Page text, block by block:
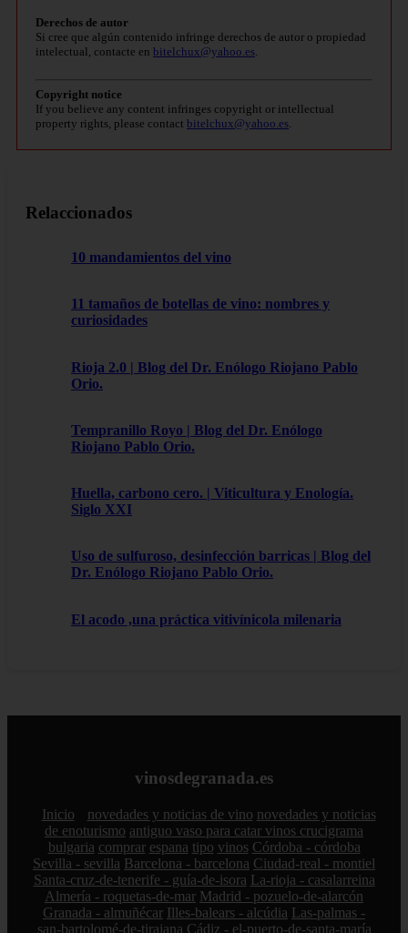
Derechos de autor
Si cree que algún contenido infringe derechos de autor o propiedad
intelectual, contacte en bitelchux@yahoo.es
Copyright notice
If you believe any content infringes copyright or intellectual
property rights, please contact bitelchux@yahoo.es
Relaccionados
10 mandamientos del vino
11 tamaños de botellas de vino: nombres y
curiosidades
Rioja 2.0 | Blog del Dr. Enólogo Riojano Pablo
Orio.
Tempranillo Royo | Blog del Dr. Enólogo
Riojano Pablo Orio.
Huella, carbono cero. | Viticultura y Enología.
Siglo XXI
Uso de sulfuroso, desinfección barricas | Blog del
Dr. Enólogo Riojano Pablo Orio.
El acodo ,una práctica vitivínicola milenaria
vinosdegranada.es
Inicio novedades y noticias de vino novedades y noticias
de enoturismo antiguo vaso para catar vinos crucigrama
bulgaria comprar espana tipo vinos Córdoba - córdoba
Sevilla - sevilla Barcelona - barcelona Ciudad-real - montiel
Santa-cruz-de-tenerife - guía-de-isora La-rioja - casalarreina
Almería - roquetas-de-mar Madrid - pozuelo-de-alarcón
Granada - almuñécar Illes-balears - alcúdia Las-palmas -
san-bartolomé-de-tirajana Cádiz - el-puerto-de-santa-maría